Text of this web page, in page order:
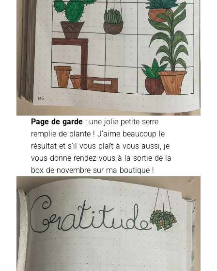
Page de garde : une jolie petite serre
remplie de plante ! J’aime beaucoup le
résultat et s’il vous plaît à vous aussi, je
vous donne rendez-vous à la sortie de la
box de novembre sur ma boutique !